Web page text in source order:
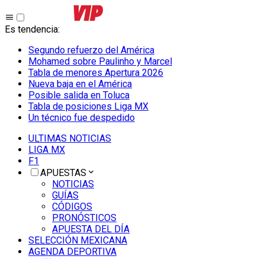
Es tendencia:
Segundo refuerzo del América
Mohamed sobre Paulinho y Marcel
Tabla de menores Apertura 2026
Nueva baja en el América
Posible salida en Toluca
Tabla de posiciones Liga MX
Un técnico fue despedido
ULTIMAS NOTICIAS
LIGA MX
F1
APUESTAS
NOTICIAS
GUÍAS
CÓDIGOS
PRONÓSTICOS
APUESTA DEL DÍA
SELECCIÓN MEXICANA
AGENDA DEPORTIVA